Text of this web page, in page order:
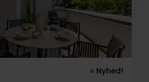
Nyhed!